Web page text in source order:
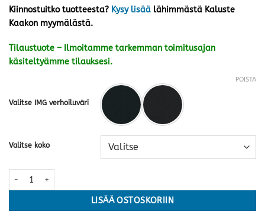
Kiinnostuitko tuotteesta? Kysy lisää lähimmästä Kaluste
Kaakon myymälästä.
Tilaustuote – Ilmoitamme tarkemman toimitusajan
käsiteltyämme tilauksesi.
Valitse IMG verhoiluväri
Valitse koko
POISTA
Victor recliner (sähkösäätö+nostoavustin), nahka/keinonahka ·
LISÄÄ OSTOSKORIIN